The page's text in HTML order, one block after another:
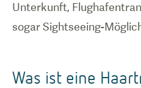
Unterkunft,
sogar Sightseeing-
Was ist eine